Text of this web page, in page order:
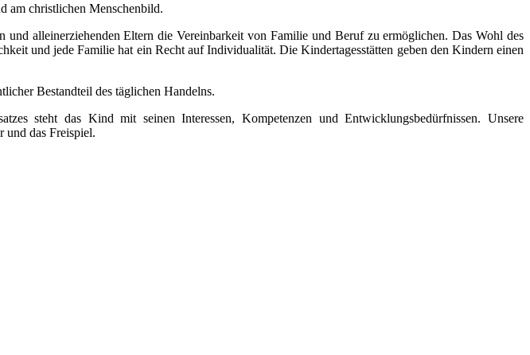
am christlichen Menschenbild.
alleinerziehenden Eltern die Vereinbarkeit von Familie und Beruf zu ermöglichen. Das Wohl des
und jede Familie hat ein Recht auf Individualität. Die Kindertagesstätten geben den Kindern einen
Bestandteil des täglichen Handelns.
steht das Kind mit seinen Interessen, Kompetenzen und Entwicklungsbedürfnissen. Unsere
und das Freispiel.